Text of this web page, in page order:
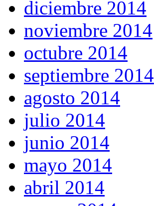
diciembre 2014
noviembre 2014
octubre 2014
septiembre 2014
agosto 2014
julio 2014
junio 2014
mayo 2014
abril 2014